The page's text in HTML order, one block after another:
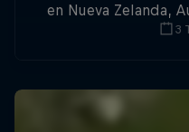
en Nueva Zelanda,
por la triple
3